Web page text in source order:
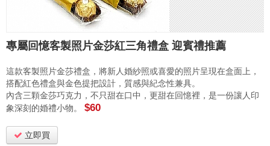
專屬回憶客製照片金莎紅三角禮盒 迎賓禮推薦
這款客製照片金莎禮盒，將新人婚紗照或喜愛的照片呈現在盒面上，
搭配紅色禮盒與金色提把設計，質感與紀念性兼具。
內含三顆金莎巧克力，不只甜在口中，更甜在回憶裡，是一份讓人印
象深刻的婚禮小物。 $60
立即買